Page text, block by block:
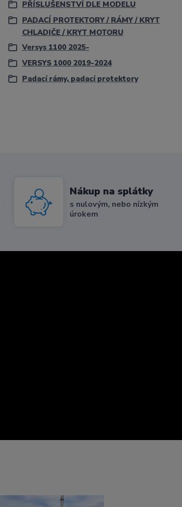
PŘÍSLUŠENSTVÍ DLE MODELU
PADACÍ PROTEKTORY / RÁMY / KRYT
CHLADIČE / KRYT MOTORU
Versys 1100 2025-
VERSYS 1000 2019-2024
Padací rámy, padací protektory
Nákup na splátky
s nulovým, nebo nízkým
úrokem